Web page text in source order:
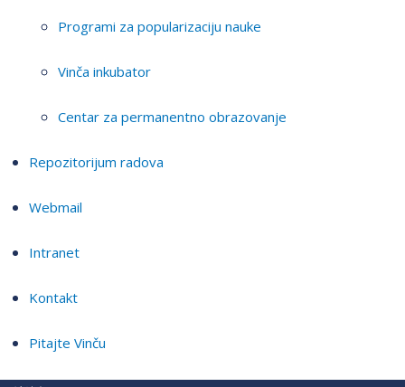
Programi za popularizaciju nauke
Vinča inkubator
Centar za permanentno obrazovanje
Repozitorijum radova
Webmail
Intranet
Kontakt
Pitajte Vinču